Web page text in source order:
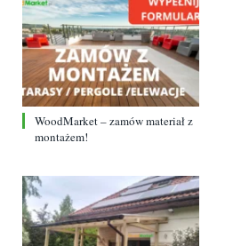
WoodMarket – zamów materiał z
montażem!